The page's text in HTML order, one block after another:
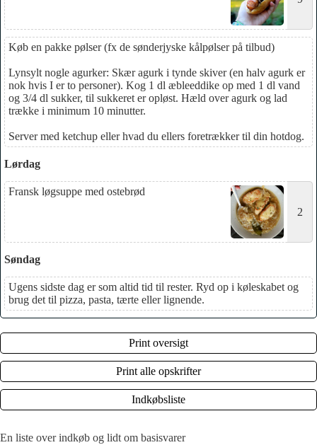
Køb en pakke pølser (fx de sønderjyske kålpølser på tilbud)
Lynsylt nogle agurker: Skær agurk i tynde skiver (en halv agurk er
nok hvis I er to personer). Kog 1 dl æbleeddike op med 1 dl vand
og 3/4 dl sukker, til sukkeret er opløst. Hæld over agurk og lad
trække i minimum 10 minutter.
Server med ketchup eller hvad du ellers foretrækker til din hotdog.
Lørdag
Fransk løgsuppe med ostebrød
2
Søndag
Ugens sidste dag er som altid tid til rester. Ryd op i køleskabet og
brug det til pizza, pasta, tærte eller lignende.
Print oversigt
Print alle opskrifter
Indkøbsliste
En liste over indkøb og lidt om basisvarer